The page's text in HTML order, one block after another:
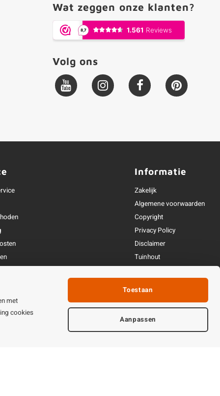
Wat zeggen onze klanten?
Volg ons
& contact
Informatie
Zakelijk
Algemene voorwaarden
Copyright
Privacy Policy
Disclaimer
Tuinhout
met
cookies
Toestaan
Aanpassen